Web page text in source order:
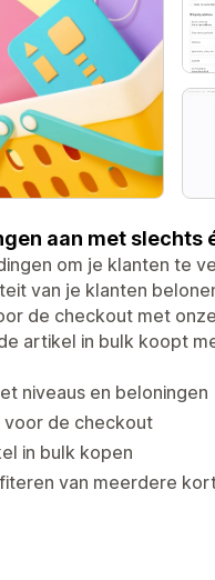
aan met slechts
om je klanten te
van je klanten
de checkout met
artikel in bulk koopt
niveaus en beloningen
voor de checkout
in bulk kopen
van meerdere